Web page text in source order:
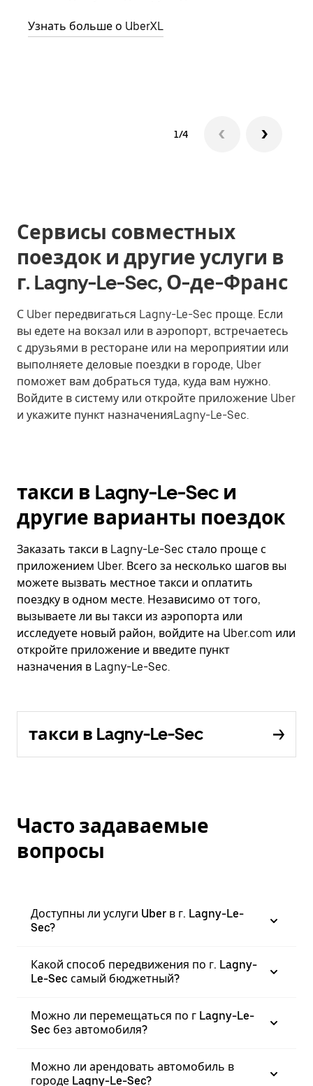
Узнать больше о UberXL
1/4
Сервисы совместных
поездок и другие услуги в
г. Lagny-Le-Sec, О-де-Франс
С Uber передвигаться Lagny-Le-Sec проще. Если
вы едете на вокзал или в аэропорт, встречаетесь
с друзьями в ресторане или на мероприятии или
выполняете деловые поездки в городе, Uber
поможет вам добраться туда, куда вам нужно.
Войдите в систему или откройте приложение Uber
и укажите пункт назначенияLagny-Le-Sec.
такси в Lagny-Le-Sec и
другие варианты поездок
Заказать такси в Lagny-Le-Sec стало проще с
приложением Uber. Всего за несколько шагов вы
можете вызвать местное такси и оплатить
поездку в одном месте. Независимо от того,
вызываете ли вы такси из аэропорта или
исследуете новый район, войдите на Uber.com или
откройте приложение и введите пункт
назначения в Lagny-Le-Sec.
такси в Lagny-Le-Sec
Часто задаваемые
вопросы
Доступны ли услуги Uber в г. Lagny-Le-
Sec?
Какой способ передвижения по г. Lagny-
Le-Sec самый бюджетный?
Можно ли перемещаться по г Lagny-Le-
Sec без автомобиля?
Можно ли арендовать автомобиль в
городе Lagny-Le-Sec?